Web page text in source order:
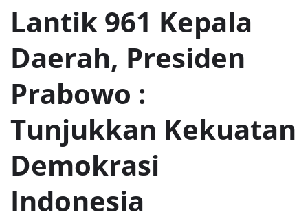
Lantik 961 Kepala
Daerah, Presiden
Prabowo :
Tunjukkan Kekuatan
Demokrasi
Indonesia